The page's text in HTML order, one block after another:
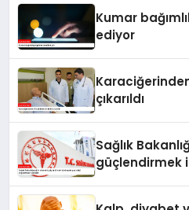
Kumar
ediyor
çıkarıldı
Sağlık
güçlendirmek